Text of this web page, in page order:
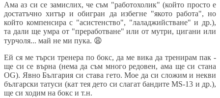
Ама аз си се замислих, че съм "работохолик" (който просто е
достатъчно хитър и обигран да избегне "якото работа", но
който компенсира с "асистенство", "лаладжийстване" и др.),
та дали ще умра от "преработване" или от мутри, цигани или
турчоля... май не ми пука. 😩
Ей ся ме търси тренера по бокс, да ме вика да тренирам пак -
ще си се върна (нема да съм много редовен, ама ще си стана
OG). Явно България си става гето. Мое да си сложим и некви
български татуси (кат тея дето си слагат бандите MS-13 и др.),
ще си ходим на бокс и т.н.